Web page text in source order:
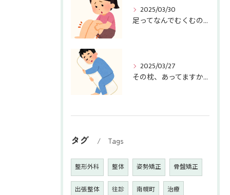
2025/03/30
足ってなんでむくむの～！？
2025/03/27
その枕、あってますか？
タグ Tags
整形外科 整体 姿勢矯正 骨盤矯正
出張整体 往診 南幌町 治療